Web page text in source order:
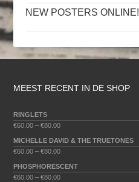
NEW POSTERS ONLINE!
MEEST RECENT IN DE SHOP
RINGLETS
€60.00 –€80.00
MICHELLE DAVID & THE TRUETONES
€60.00 –€80.00
PHOSPHORESCENT
€60.00 –€80.00